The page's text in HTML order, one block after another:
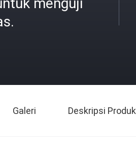
Galeri Deskripsi Produk